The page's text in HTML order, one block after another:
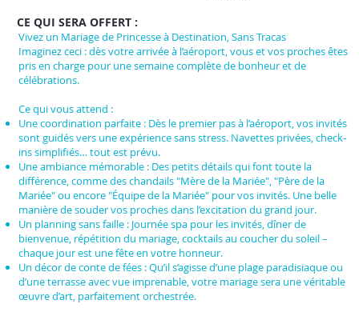
CE QUI SERA OFFERT :
Vivez un Mariage de Princesse à Destination, Sans Tracas
Imaginez ceci : dès votre arrivée à l’aéroport, vous et vos proches êtes
pris en charge pour une semaine complète de bonheur et de
célébrations.
Ce qui vous attend :
Une coordination parfaite : Dès le premier pas à l’aéroport, vos invités
sont guidés vers une expérience sans stress. Navettes privées, check-
ins simplifiés… tout est prévu.
Une ambiance mémorable : Des petits détails qui font toute la
différence, comme des chandails "Mère de la Mariée", "Père de la
Mariée" ou encore "Équipe de la Mariée" pour vos invités. Une belle
manière de souder vos proches dans l’excitation du grand jour.
Un planning sans faille : Journée spa pour les invités, dîner de
bienvenue, répétition du mariage, cocktails au coucher du soleil –
chaque jour est une fête en votre honneur.
Un décor de conte de fées : Qu’il s’agisse d’une plage paradisiaque ou
d’une terrasse avec vue imprenable, votre mariage sera une véritable
œuvre d’art, parfaitement orchestrée.